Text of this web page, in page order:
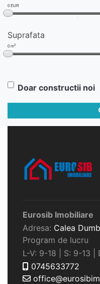
0 EUR
Suprafata
0 m2
Doar constructii noi
Eurosib Imobiliare
Adresa: Calea
Program de lucru
L-V: 9-18 | S: 9-13 |
0745633772